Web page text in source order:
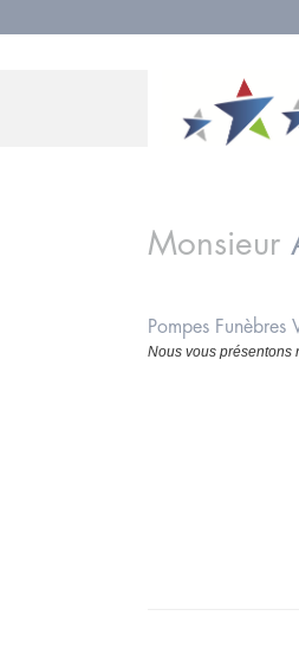
Monsieur
Pompes
Nous vous présentons